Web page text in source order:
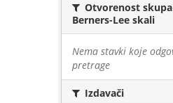
Otvorenost
Berners-Lee skali
Nema stavki koje
pretrage
Izdavači